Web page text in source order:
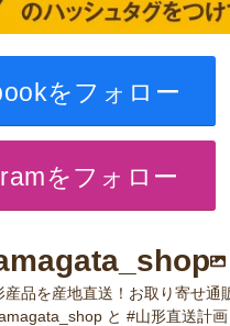
をフォロー
をフォロー
産品を産地直送！お取り寄せ通
と #山形直送計